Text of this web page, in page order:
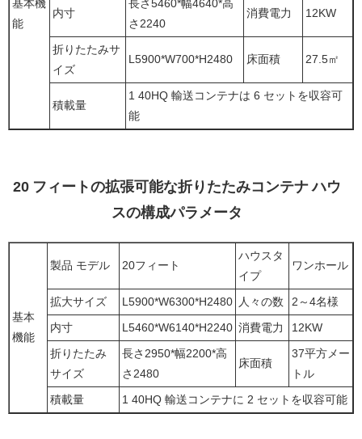
基本機
能
内寸
長さ5460*幅4640*高
さ2240
消費電力 12KW
折りたたみサ
イズ
L5900*W700*H2480 床面積 27.5㎡
積載量
1 40HQ 輸送コンテナは 6 セットを収容可
能
20 フィートの拡張可能な折りたたみコンテナ ハウ
スの構成パラメータ
基本
機能
製品 モデル 20フィート
ハウスタ
イプ
ワンホール
拡大サイズ L5900*W6300*H2480 人々の数
2～4名様
内寸
L5460*W6140*H2240 消費電力
12KW
折りたたみ
サイズ
長さ2950*幅2200*高
さ2480
床面積
37平方メー
トル
積載量
1 40HQ 輸送コンテナに 2 セットを収容可能